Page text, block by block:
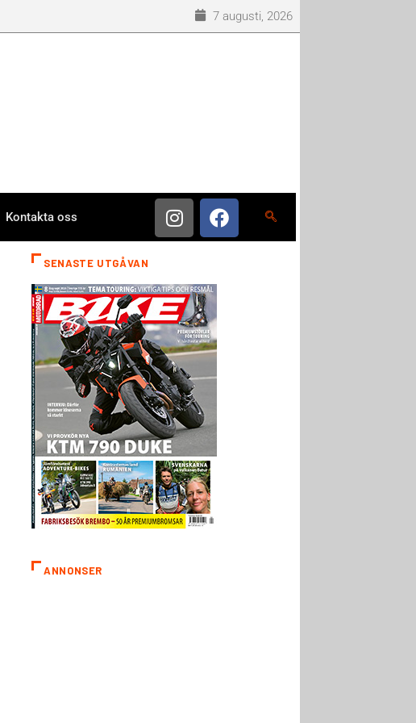
7 augusti, 2026
Kontakta oss
SENASTE UTGÅVAN
ANNONSER